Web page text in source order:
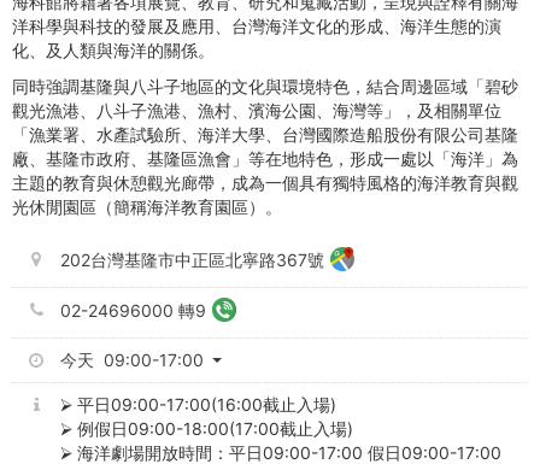
krtco
高
雄
好
玩
卡-
高
捷
市
洋科學與科技的發展及應用、台灣海洋文化的形成、海洋生態的演
化、及人類與海洋的關係。
同時強調基隆與八斗子地區的文化與環境特色，結合周邊區域「碧砂
觀光漁港、八斗子漁港、漁村、濱海公園、海灣等」，及相關單位
「漁業署、水產試驗所、海洋大學、台灣國際造船股份有限公司基隆
廠、基隆市政府、基隆區漁會」等在地特色，形成一處以「海洋」為
主題的教育與休憩觀光廊帶，成為一個具有獨特風格的海洋教育與觀
光休閒園區（簡稱海洋教育園區）。
202台灣基隆市中正區北寧路367號
02-24696000 轉9
今天 09:00-17:00
⮚ 平日09:00-17:00(16:00截止入場)
⮚ 例假日09:00-18:00(17:00截止入場)
⮚ 海洋劇場開放時間：平日09:00-17:00 假日09:00-17:00